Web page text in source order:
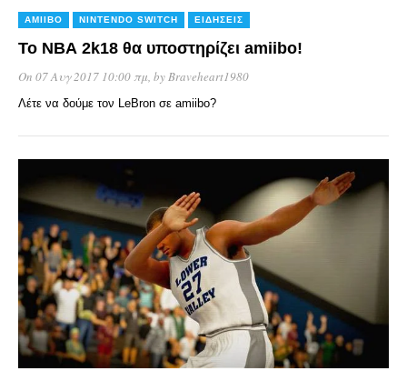
AMIIBO NINTENDO SWITCH ΕΙΔΉΣΕΙΣ
Το ΝΒΑ 2k18 θα υποστηρίζει amiibo!
On 07 Αυγ 2017 10:00 πμ, byBraveheart1980
Λέτε να δούμε τον LeBron σε amiibo?